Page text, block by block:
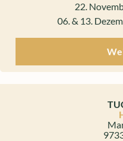
22.
06. & 13.